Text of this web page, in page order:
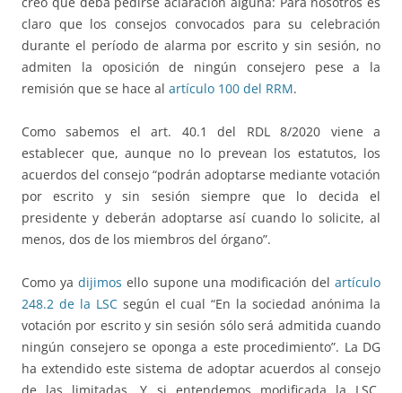
claro que los consejos convocados para su celebración
durante el período de alarma por escrito y sin sesión, no
admiten la oposición de ningún consejero pese a la
remisión que se hace al artículo 100 del RRM.
Como sabemos el art. 40.1 del RDL 8/2020 viene a
establecer que, aunque no lo prevean los estatutos, los
acuerdos del consejo “podrán adoptarse mediante votación
por escrito y sin sesión siempre que lo decida el
presidente y deberán adoptarse así cuando lo solicite, al
menos, dos de los miembros del órgano”.
Como yadijimos ello supone una modificación del artículo
248.2 de la LSCsegún el cual “En la sociedad anónima la
votación por escrito y sin sesión sólo será admitida cuando
ningún consejero se oponga a este procedimiento”. La DG
ha extendido este sistema de adoptar acuerdos al consejo